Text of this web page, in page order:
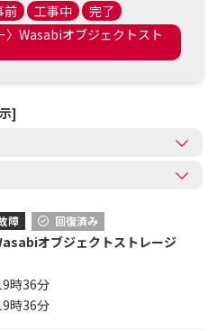
前 工事中
完了
〉Wasabiオブジェクトスト
]
障 回復済み
オブジェクトストレージ
時36分
時36分